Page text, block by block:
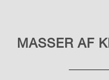
MASSER AF